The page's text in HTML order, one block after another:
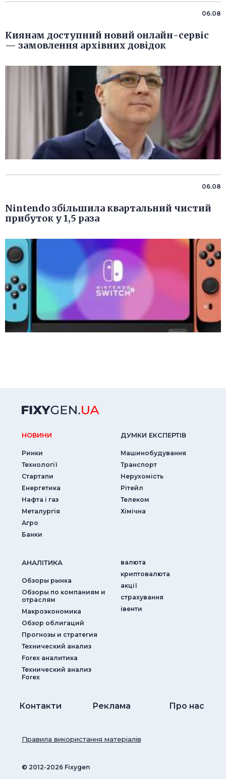
06.08
Киянам доступний новий онлайн-сервіс
— замовлення архівних довідок
06.08
Nintendo збільшила квартальний чистий
прибуток у 1,5 раза
НОВИНИ
Ринки
Технології
Стартапи
Енергетика
Нафта і газ
Металургія
Агро
Банки
ДУМКИ ЕКСПЕРТIВ
Машинобудування
Транспорт
Нерухомість
Рітейл
Телеком
Хімічна
АНАЛIТИКА
Обзоры рынка
Обзоры по компаниям и
отраслям
Макроэкономика
Обзор облигаций
Прогнозы и стратегия
Технический анализ
Forex аналитика
Технический анализ
Forex
валюта
криптовалюта
акції
страхування
iвенти
Контакти Реклама Про нас
© ‎2012-2026 Fixygen
Правила використання матеріалів